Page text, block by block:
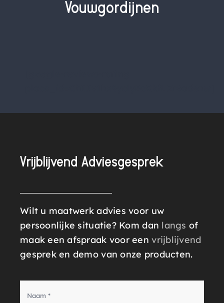
Vouwgordijnen
Vrijblijvend Adviesgesprek
Wilt u maatwerk advies voor uw
persoonlijke situatie? Kom dan langs of
maak een afspraak voor eenvrijblijvend
gesprek en demo van onze producten.